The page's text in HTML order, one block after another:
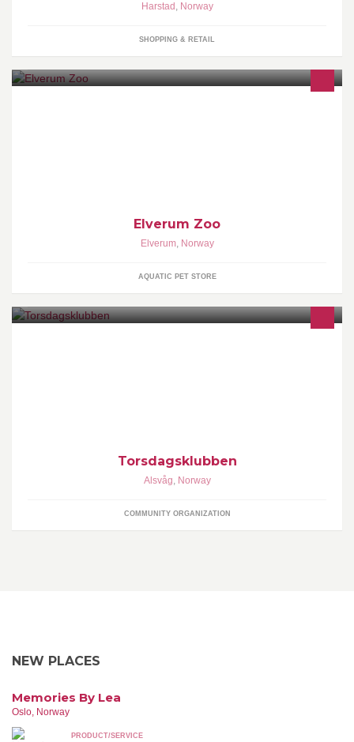
Harstad , Norway
SHOPPING & RETAIL
Elverum Zoo
Elverum, Norway
AQUATIC PET STORE
Torsdagsklubben
Alsvåg, Norway
COMMUNITY ORGANIZATION
NEW PLACES
Memories By Lea
Oslo, Norway
PRODUCT/SERVICE